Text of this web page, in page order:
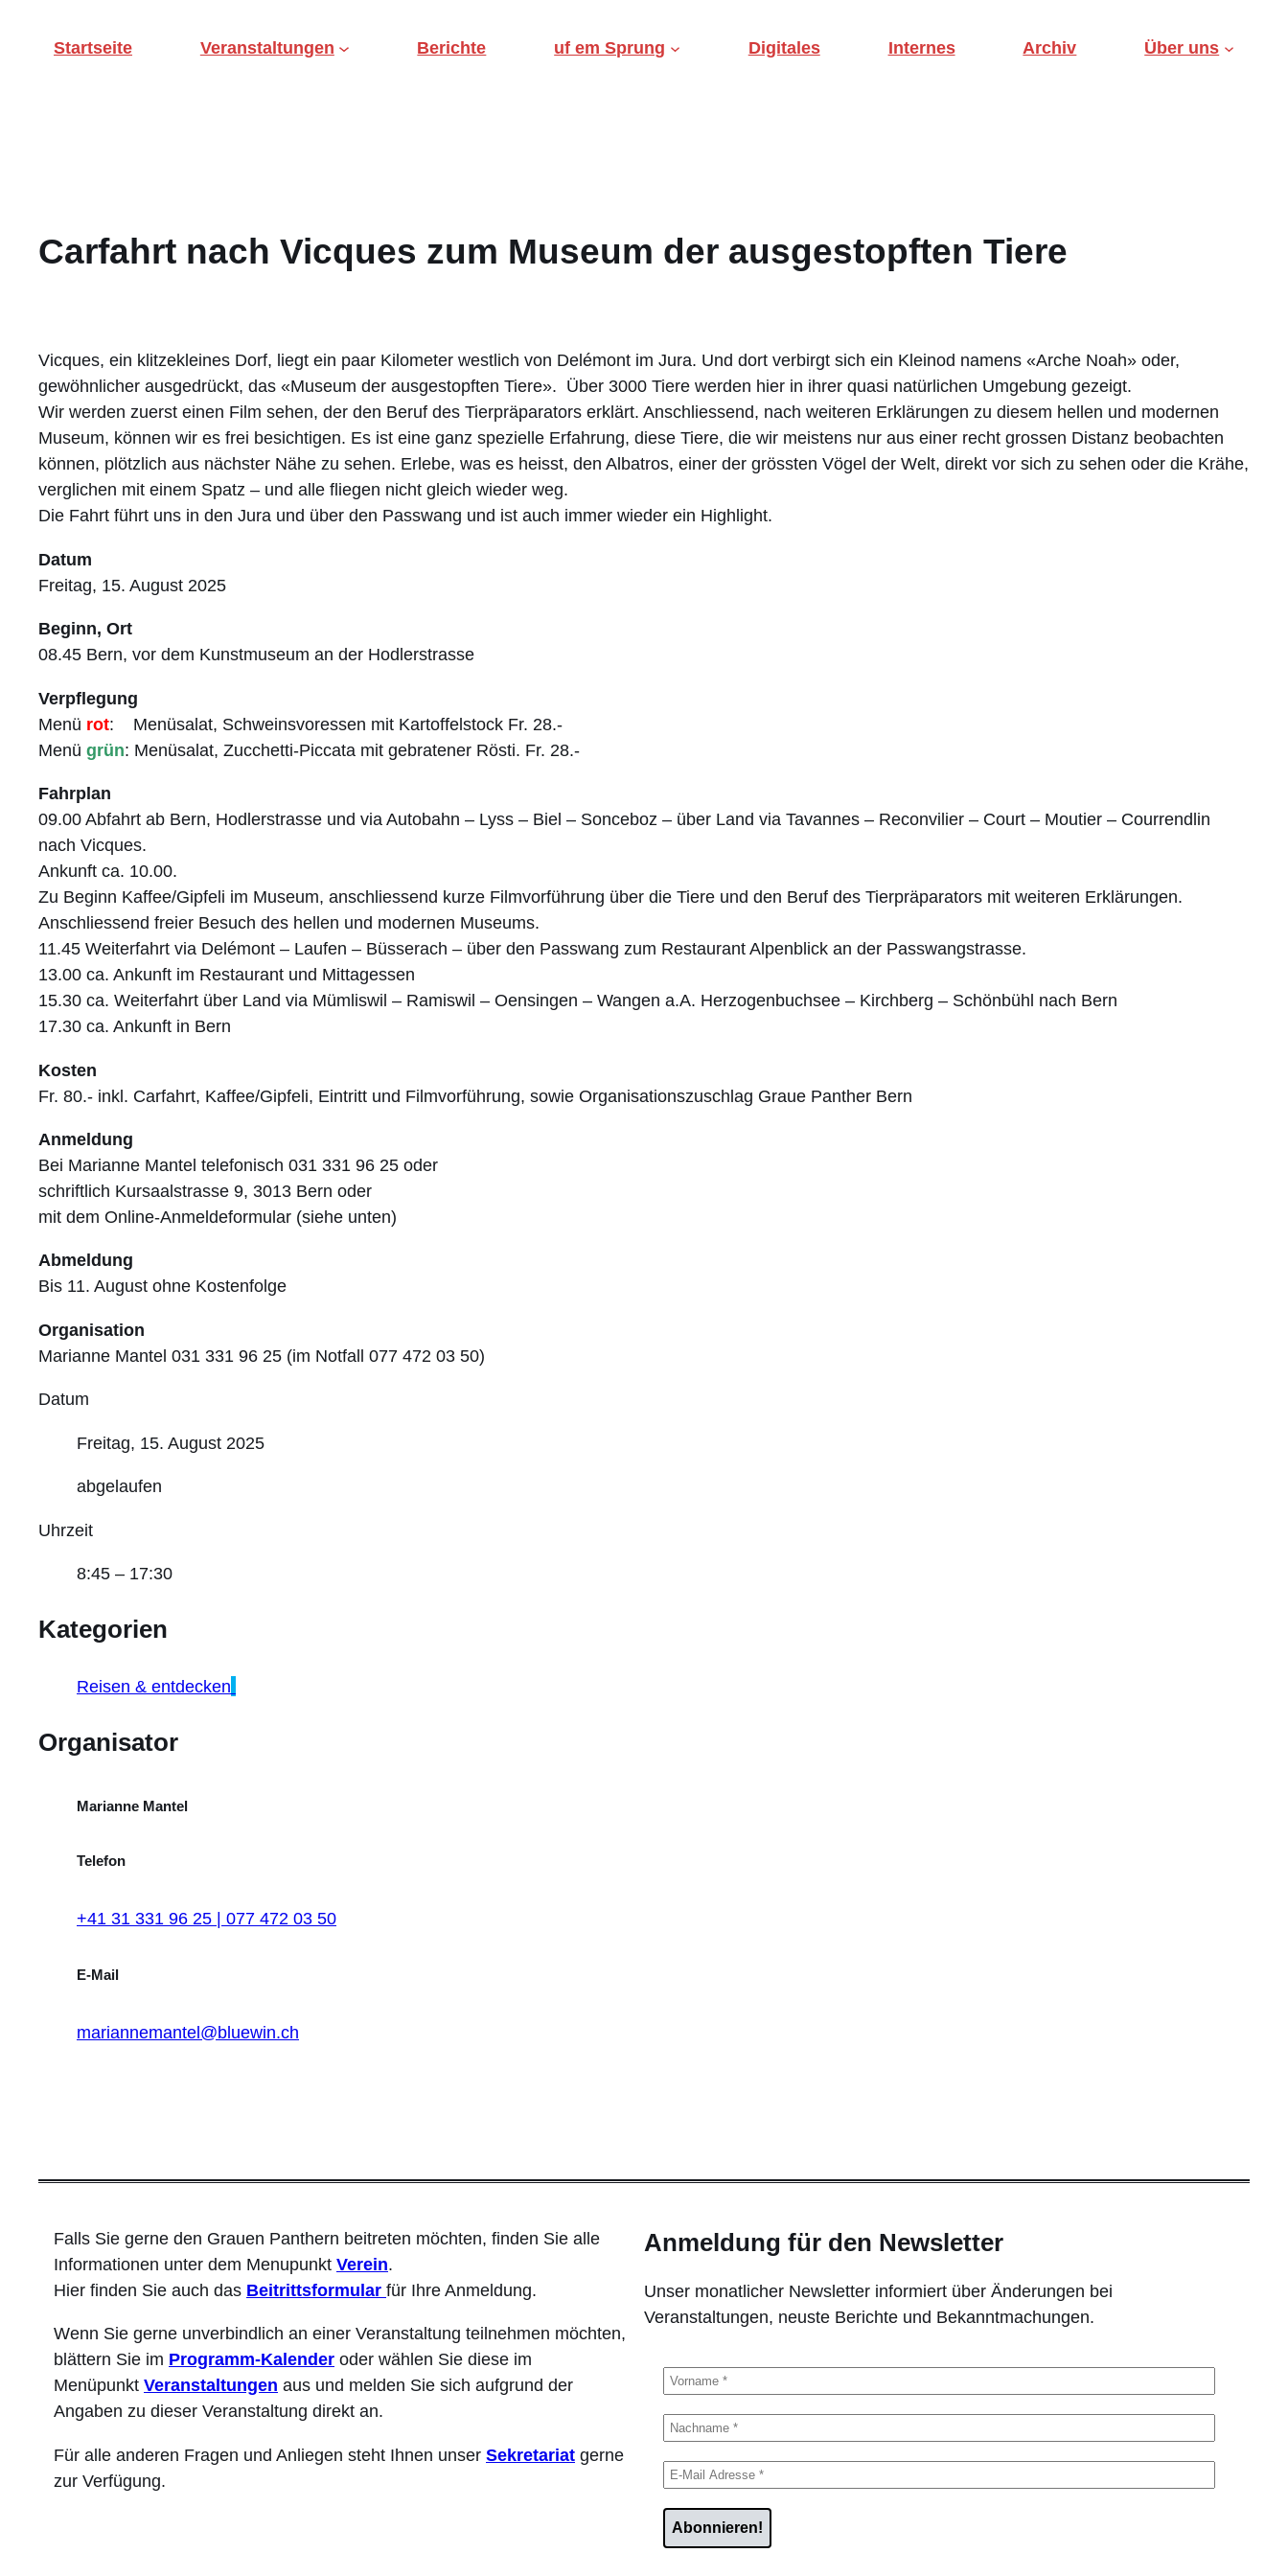
Startseite Veranstaltungen Berichte uf em Sprung Digitales Internes Archiv Über uns
Carfahrt nach Vicques zum Museum der ausgestopften Tiere
Vicques, ein klitzekleines Dorf, liegt ein paar Kilometer westlich von Delémont im Jura. Und dort verbirgt sich ein Kleinod namens «Arche Noah» oder,
gewöhnlicher ausgedrückt, das «Museum der ausgestopften Tiere». Über 3000 Tiere werden hier in ihrer quasi natürlichen Umgebung gezeigt.
Wir werden zuerst einen Film sehen, der den Beruf des Tierpräparators erklärt. Anschliessend, nach weiteren Erklärungen zu diesem hellen und modernen
Museum, können wir es frei besichtigen. Es ist eine ganz spezielle Erfahrung, diese Tiere, die wir meistens nur aus einer recht grossen Distanz beobachten
können, plötzlich aus nächster Nähe zu sehen. Erlebe, was es heisst, den Albatros, einer der grössten Vögel der Welt, direkt vor sich zu sehen oder die Krähe,
verglichen mit einem Spatz – und alle fliegen nicht gleich wieder weg.
Die Fahrt führt uns in den Jura und über den Passwang und ist auch immer wieder ein Highlight.
Datum
Freitag, 15. August 2025
Beginn, Ort
08.45 Bern, vor dem Kunstmuseum an der Hodlerstrasse
Verpflegung
Menü rot: Menüsalat, Schweinsvoressen mit Kartoffelstock Fr. 28.-
Menü grün: Menüsalat, Zucchetti-Piccata mit gebratener Rösti. Fr. 28.-
Fahrplan
09.00 Abfahrt ab Bern, Hodlerstrasse und via Autobahn – Lyss – Biel – Sonceboz – über Land via Tavannes – Reconvilier – Court – Moutier – Courrendlin
nach Vicques.
Ankunft ca. 10.00.
Zu Beginn Kaffee/Gipfeli im Museum, anschliessend kurze Filmvorführung über die Tiere und den Beruf des Tierpräparators mit weiteren Erklärungen.
Anschliessend freier Besuch des hellen und modernen Museums.
11.45 Weiterfahrt via Delémont – Laufen – Büsserach – über den Passwang zum Restaurant Alpenblick an der Passwangstrasse.
13.00 ca. Ankunft im Restaurant und Mittagessen
15.30 ca. Weiterfahrt über Land via Mümliswil – Ramiswil – Oensingen – Wangen a.A. Herzogenbuchsee – Kirchberg – Schönbühl nach Bern
17.30 ca. Ankunft in Bern
Kosten
Fr. 80.- inkl. Carfahrt, Kaffee/Gipfeli, Eintritt und Filmvorführung, sowie Organisationszuschlag Graue Panther Bern
Anmeldung
Bei Marianne Mantel telefonisch 031 331 96 25 oder
schriftlich Kursaalstrasse 9, 3013 Bern oder
mit dem Online-Anmeldeformular (siehe unten)
Abmeldung
Bis 11. August ohne Kostenfolge
Organisation
Marianne Mantel 031 331 96 25 (im Notfall 077 472 03 50)
Datum
Freitag, 15. August 2025
abgelaufen
Uhrzeit
8:45 – 17:30
Kategorien
Reisen & entdecken
Organisator
Marianne Mantel
Telefon
+41 31 331 96 25 | 077 472 03 50
E-Mail
mariannemantel@bluewin.ch
Falls Sie gerne den Grauen Panthern beitreten möchten, finden Sie alle
Informationen unter dem Menupunkt Verein.
Hier finden Sie auch das Beitrittsformular für Ihre Anmeldung.
Wenn Sie gerne unverbindlich an einer Veranstaltung teilnehmen möchten,
blättern Sie im Programm-Kalender oder wählen Sie diese im
Menüpunkt Veranstaltungen aus und melden Sie sich aufgrund der
Angaben zu dieser Veranstaltung direkt an.
Für alle anderen Fragen und Anliegen steht Ihnen unser Sekretariat gerne
zur Verfügung.
Anmeldung für den Newsletter
Unser monatlicher Newsletter informiert über Änderungen bei
Veranstaltungen, neuste Berichte und Bekanntmachungen.